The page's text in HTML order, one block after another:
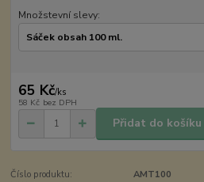
Množstevní slevy:
65 Kč/ks
58 Kč bez DPH
Přidat do košíku
Číslo produktu:
AMT100